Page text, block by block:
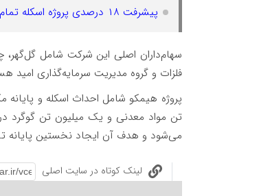
پیشرفت ۱۸ درصدی پروژه اسکله تمام‌مکانیزه بندر رجایی؛ افزایش ظرفیت بار فله به ۱۰ میلیون تن
سهام‌داران اصلی این شرکت شامل گل‌گهر،
فلزات و گروه مدیریت سرمایه‌گذاری امید
می‌شود و هدف آن ایجاد نخستین پایانه
لینک کوتاه در سایت اصلی